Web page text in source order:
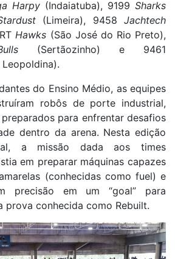
Harpy (Indaiatuba), 9199 Sharks
(Limeira), 9458Jachtech
Hawks (São José do Rio Preto),
(Sertãozinho) e 9461
Leopoldina).
do Ensino Médio, as equipes
robôs de porte industrial,
para enfrentar desafios
dentro da arena. Nesta edição
a missão dada aos times
em preparar máquinas capazes
(conhecidas como fuel) e
precisão em um “goal” para
prova conhecida como Rebuilt.